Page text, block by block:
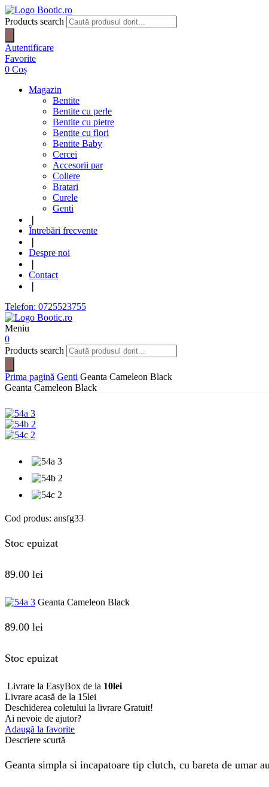
Products search
Autentificare
Favorite
0 Coș
Magazin
Bentite
Bentite cu perle
Bentite cu pietre
Bentite cu flori
Bentite Baby
Cercei
Accesorii par
Coliere
Bratari
Curele
Genti
Întrebări frecvente
Despre noi
Contact
Telefon: 0725523755
Meniu
0
Products search
Prima pagină Genti Geanta Cameleon Black
Geanta Cameleon Black
Cod produs: ansfg33
Stoc epuizat
89.00 lei
Geanta Cameleon Black
89.00 lei
Stoc epuizat
Livrare la EasyBox de la 10lei
Livrare acasă de la 15lei
Deschiderea coletului la livrare Gratuit!
Ai nevoie de ajutor?
Adaugă la favorite
Descriere scurtă
Geanta simpla si incapatoare tip clutch, cu bareta de umar